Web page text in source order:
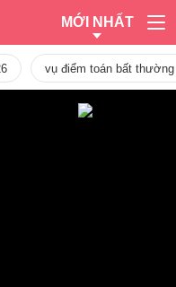
MỚI NHẤT
vụ điểm toán bất